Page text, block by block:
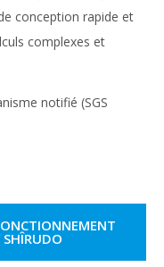
conception rapide et
complexes et
notifié (SGS